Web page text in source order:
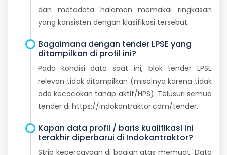
dan metadata halaman memakai ringkasan
yang konsisten dengan klasifikasi tersebut.
Bagaimana dengan tender LPSE yang
ditampilkan di profil ini?
Pada kondisi data saat ini, blok tender LPSE
relevan tidak ditampilkan (misalnya karena tidak
ada kecocokan tahap aktif/HPS). Telusuri semua
tender di https://indokontraktor.com/tender.
Kapan data profil / baris kualifikasi ini
terakhir diperbarui di Indokontraktor?
Strip kepercayaan di bagian atas memuat "Data